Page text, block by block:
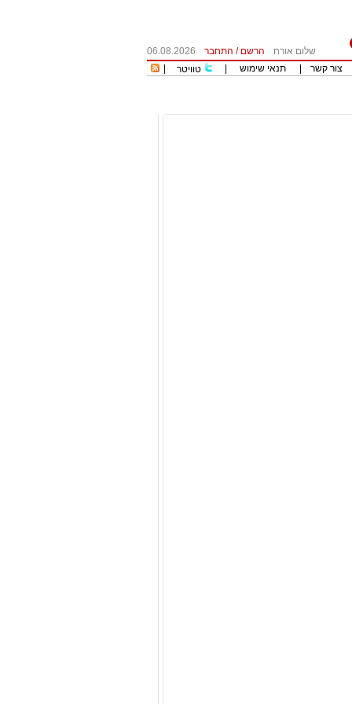
שלום אורח הרשם / התחבר
06.08.2026
צור קשר תנאי שימוש טוויטר